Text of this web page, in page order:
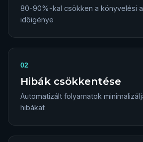
80-90%-kal csökken a könyvelési
időigénye
02
Hibák csökkentése
Automatizált folyamatok
hibákat